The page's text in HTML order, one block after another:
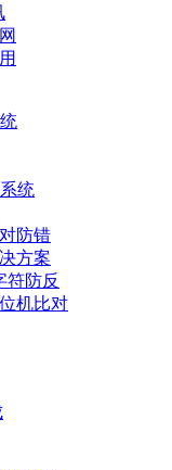
统
防错
方案
符防反
机比对